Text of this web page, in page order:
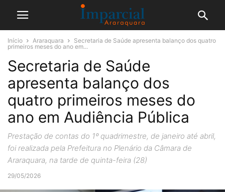
Início Araraquara
Secretaria de Saúde apresenta balanço dos quatro
primeiros meses do ano em...
Secretaria de Saúde
apresenta balanço dos
quatro primeiros meses do
ano em Audiência Pública
Prestação de contas do 1º quadrimestre, de janeiro até abril,
foi realizada pela Prefeitura no Plenário da Câmara de
Araraquara, na tarde de quinta-feira (28)
29/05/2026